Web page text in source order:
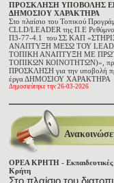
ΠΡΟΣΚΛΗΣΗ ΥΠΟΒΟΛΗΣ
ΔΗΜΟΣΙΟΥ ΧΑΡΑΚΤΗΡΑ
Στο πλαίσιο του Τοπικού
CLLD/LEADER της Π.Ε
Π3-77-4.1 του ΣΣ ΚΑΠ
ΑΝΑΠΤΥΞΗ ΜΕΣΩ ΤΟΥ
ΤΟΠΙΚΗ ΑΝΑΠΤΥΞΗ ΜΕ
ΤΟΠΙΚΩΝ ΚΟΙΝΟΤΗΤΩΝ)»,
ΠΡΟΣΚΛΗΣΗ για την υποβολή
έργα ΔΗΜΟΣΙΟΥ ΧΑΡΑΚΤΗΡΑ
Δημοσιεύτηκε την 26-03-2026
ΟΡΕΑ ΚΡΗΤΗ - Εκπαιδευτικές
Κρήτη
Στο πλαίσιο του